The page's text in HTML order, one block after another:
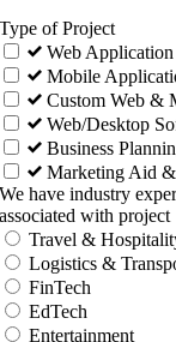
Type of Project
Web
Mobile
Custom Web &
Web/Desktop
Business
Marketing Aid
We have industry
associated with project
Travel &
Logistics &
FinTech
EdTech
Entertainment